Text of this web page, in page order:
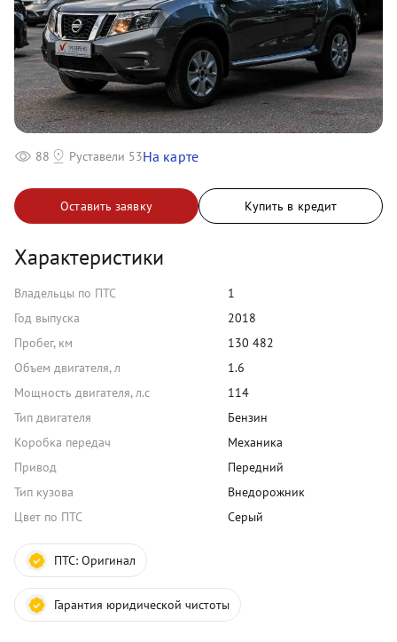
Оставить заявку Купить в кредит
Характеристики
Владельцы по ПТС
1
Год выпуска
2018
Пробег, км
130 482
Объем двигателя, л
1.6
Мощность двигателя, л.с
114
Тип двигателя
Бензин
Коробка передач
Механика
Привод
Передний
Тип кузова
Внедорожник
Цвет по ПТС
Серый
ПТС: Оригинал
Гарантия юридической чистоты
88 Руставели 53На карте